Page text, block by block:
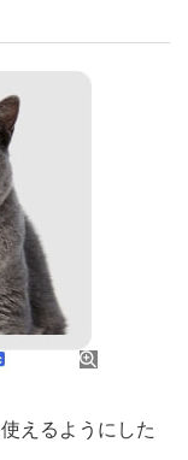
えるようにした